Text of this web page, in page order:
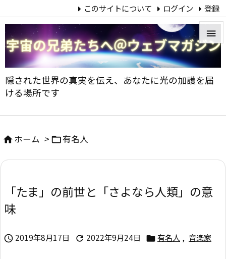
隠された世界の真実を伝え、あなたに光の加護を届
ける場所です


メニ


次へ
検索
このサイトについて ログイン 登録
ホーム > 有名人
「たま」の前世と「さよなら人類」の意
味
 2019年8月17日  2022年9月24日  有名人 , 音楽家